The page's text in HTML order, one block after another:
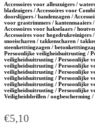
Accessoires voor alleszuigers /
bladzuigers / Accessoires voor
doorslijpers / bandenzagen /
voor grastrimmers / kantenmaaiers
Accessoires voor hakselaars /
Accessoires voor hogedrukreinigers
snoeischaren / takkenscharen /
steenketttingzagen /
Persoonlijke veiligheidsuitrusting /
veiligheidsuitrusting / Persoonlijke
veiligheidsuitrusting / Persoonlijke
veiligheidsuitrusting / Persoonlijke
veiligheidsuitrusting / Persoonlijke
veiligheidsuitrusting / Persoonlijke
veiligheidsuitrusting / Persoonlijke
Veiligheidsbrillen / oogbescherming
€5,10